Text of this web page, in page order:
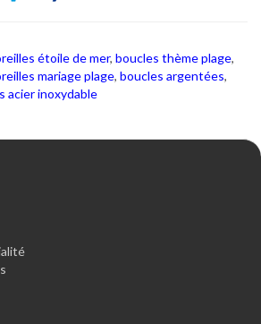
étoile de mer, boucles thème plage,
mariage plage, boucles argentées,
acier inoxydable